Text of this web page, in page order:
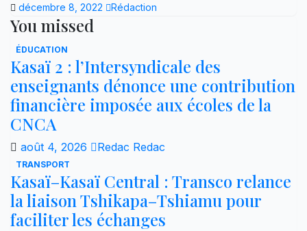
décembre 8, 2022 Rédaction
You missed
ÉDUCATION
Kasaï 2 : l’Intersyndicale des
enseignants dénonce une contribution
financière imposée aux écoles de la
CNCA
août 4, 2026 Redac Redac
TRANSPORT
Kasaï–Kasaï Central : Transco relance
la liaison Tshikapa–Tshiamu pour
faciliter les échanges